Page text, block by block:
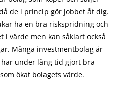
de i princip görjobbet åt dig.
ha en bra riskspridning och
i värde men kan såklart också
Många investmentbolag är
under lång tid gjort bra
ökat bolagets värde.